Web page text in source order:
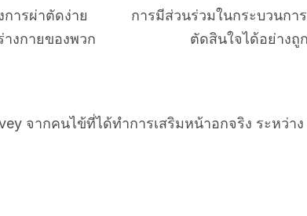
ารผ่าตัดง่าย
งกายของพวก
การมีส่วนร่วมในกระบวนก
ตัดสินใจได้อย่างถู
จากคนไข้ที่ได้ทำการเสริมหน้าอกจริง ระหว่